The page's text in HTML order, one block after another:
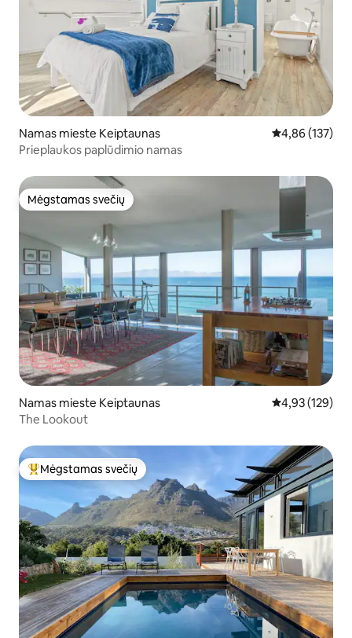
Namas mieste Keiptaunas Vidutinis
4,86 (137)
Prieplaukos paplūdimio namas
Mėgstamas svečių
Mėgstamas svečių
Namas mieste Keiptaunas Vidutinis
4,93 (129)
The Lookout
Svečių mėgstamiausias
Mėgstamas svečių